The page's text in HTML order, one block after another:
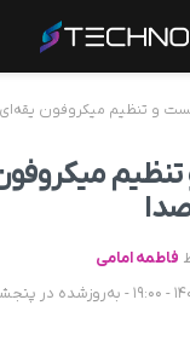
و تنظیم میکروفون
فاطمه امامی